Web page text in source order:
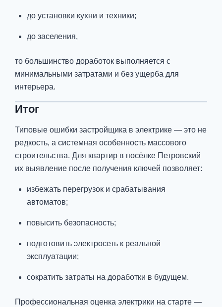
до установки кухни и техники;
до заселения,
то большинство доработок выполняется с
минимальными затратами и без ущерба для
интерьера.
Итог
Типовые ошибки застройщика в электрике — это не
редкость, а системная особенность массового
строительства. Для квартир в посёлке Петровский
их выявление после получения ключей позволяет:
избежать перегрузок и срабатывания
автоматов;
повысить безопасность;
подготовить электросеть к реальной
эксплуатации;
сократить затраты на доработки в будущем.
Профессиональная оценка электрики на старте —